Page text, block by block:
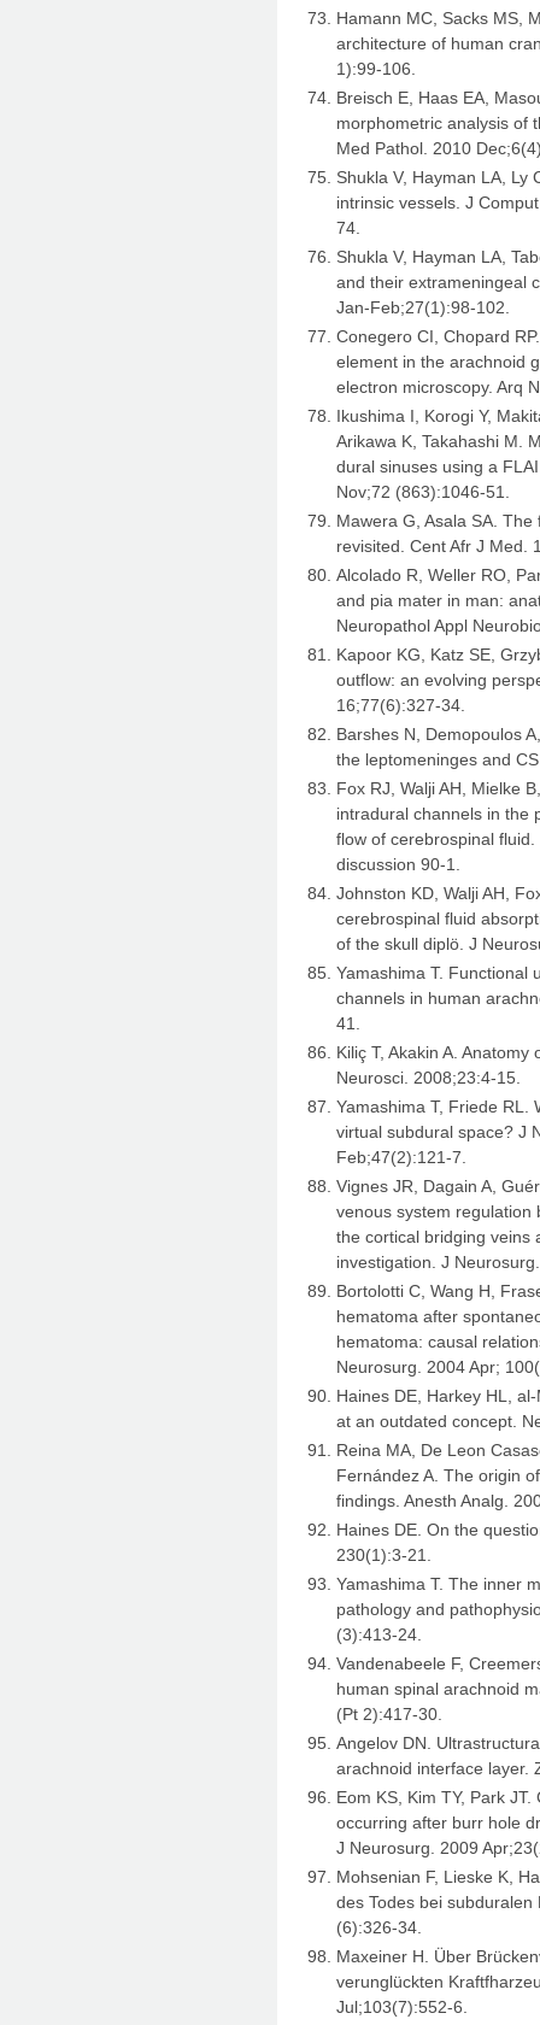
Hamann MC, Sacks MS,
architecture of human
1):99-106.
Breisch E, Haas EA,
morphometric analysis of
Med Pathol. 2010
Shukla V, Hayman LA, Ly
intrinsic vessels. J
74.
Shukla V, Hayman LA,
and their extrameningeal
Jan-Feb;27(1):98-102.
Conegero CI, Chopard
element in the arachnoid
electron microscopy. Arq
Ikushima I, Korogi Y,
Arikawa K, Takahashi M.
dural sinuses using a
Nov;72 (863):1046-51.
Mawera G, Asala SA.
revisited. Cent Afr J Med.
Alcolado R, Weller RO,
and pia mater in man:
Neuropathol Appl
Kapoor KG, Katz SE,
outflow: an evolving
16;77(6):327-34.
Barshes N, Demopoulos
the leptomeninges and
Fox RJ, Walji AH, Mielke
intradural channels in the
flow of cerebrospinal
discussion 90-1.
Johnston KD, Walji AH,
cerebrospinal fluid
of the skull diplö. J
Yamashima T. Functional
channels in human
41.
Kiliç T, Akakin A.
Neurosci. 2008;23:4-15.
Yamashima T, Friede RL.
virtual subdural space? J
Feb;47(2):121-7.
Vignes JR, Dagain A,
venous system regulation
the cortical bridging veins
investigation. J
Bortolotti C, Wang H,
hematoma after
hematoma: causal
Neurosurg. 2004 Apr;
Haines DE, Harkey HL,
at an outdated concept.
Reina MA, De Leon
Fernández A. The origin
findings. Anesth Analg.
Haines DE. On the
230(1):3-21.
Yamashima T. The inner
pathology and
(3):413-24.
Vandenabeele F,
human spinal arachnoid
(Pt 2):417-30.
Angelov DN.
arachnoid interface layer.
Eom KS, Kim TY, Park
occurring after burr hole
J Neurosurg. 2009
Mohsenian F, Lieske K,
des Todes bei
(6):326-34.
Maxeiner H. Über
verunglückten
Jul;103(7):552-6.